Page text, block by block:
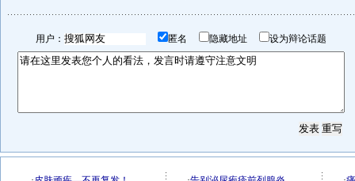
用户： 匿名 隐藏地址 设为辩论话题